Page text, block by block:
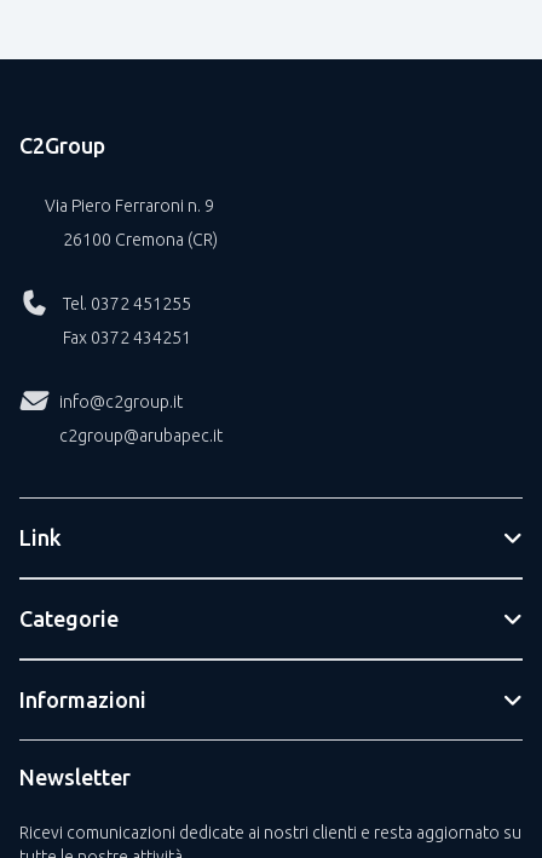
C2Group
Via Piero Ferraroni n. 9
26100 Cremona (CR)
Tel. 0372 451255
Fax 0372 434251
info@c2group.it
c2group@arubapec.it
Link
Categorie
Informazioni
Newsletter
Ricevi comunicazioni dedicate ai nostri clienti e resta aggiornato su